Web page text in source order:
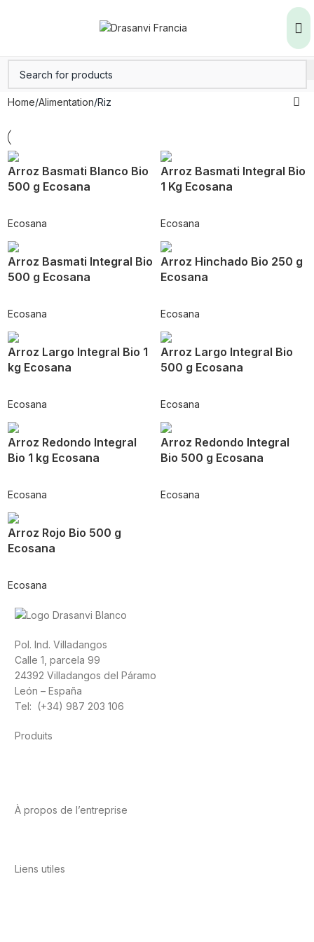
Home Alimentation Riz
Arroz Basmati Blanco Bio
500 g Ecosana
Ecosana
Arroz Basmati Integral Bio
1 Kg Ecosana
Ecosana
Arroz Basmati Integral Bio
500 g Ecosana
Ecosana
Arroz Hinchado Bio 250 g
Ecosana
Ecosana
Arroz Largo Integral Bio 1
kg Ecosana
Ecosana
Arroz Largo Integral Bio
500 g Ecosana
Ecosana
Arroz Redondo Integral
Bio 1 kg Ecosana
Ecosana
Arroz Redondo Integral
Bio 500 g Ecosana
Ecosana
Arroz Rojo Bio 500 g
Ecosana
Ecosana
Pol. Ind. Villadangos
Calle 1, parcela 99
24392 Villadangos del Páramo
León – España
Tel: (+34) 987 203 106
Produits
À propos de l’entreprise
Liens utiles